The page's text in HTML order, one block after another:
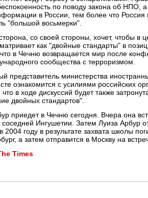
по поводу закона об НПО,
в России, тем более что
"большой восьмерки".
со своей стороны, хочет, чтобы в
как "двойные стандарты" в
в Чечню возвращается мир после
сообщества с терроризмом.
представитель министерства
ознакомится с усилиями российских
в ходе дискуссий будет также
двойных стандартов".
приедет в Чечню сегодня. Вчера она
соседней Ингушетии. Затем Луиза Арбур
2004 году в результате захвата школы
а затем отправится в Москву на
Times